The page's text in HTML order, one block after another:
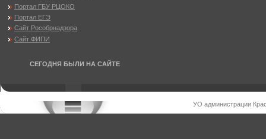
Портал ГБУ РЦОКО
Портал ЕГЭ
Сайт Рособрнадзора
Сайт ФИПИ
СЕГОДНЯ БЫЛИ НА САЙТЕ
УО администрации